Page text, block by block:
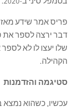
פריס אמר שידע
דבר ירצה לספר את
שלו יעצו לו לא
הקהילה.
סטיגמה והזדמנות
עכשיו, כשהוא נמצא